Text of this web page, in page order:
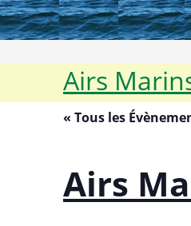
Airs
« Tous les
Airs